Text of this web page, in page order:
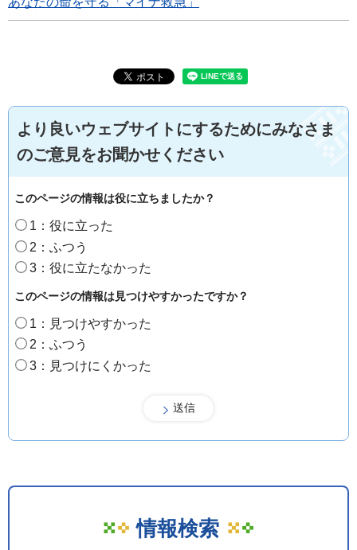
より良いウェブサイトにするためにみなさま
のご意見をお聞かせください
このページの情報は役に立ちましたか？
1：役に立った
2：ふつう
3：役に立たなかった
このページの情報は見つけやすかったですか？
1：見つけやすかった
2：ふつう
3：見つけにくかった
情報検索